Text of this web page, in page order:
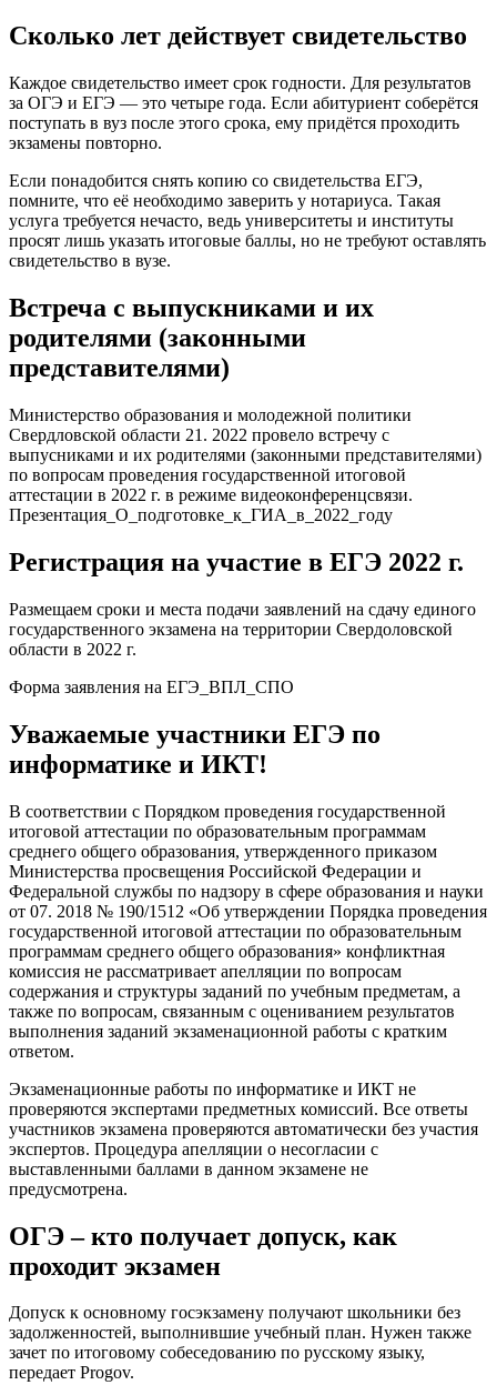
Сколько лет действует свидетельство
Каждое свидетельство имеет срок годности. Для результатов
за ОГЭ и ЕГЭ — это четыре года. Если абитуриент соберётся
поступать в вуз после этого срока, ему придётся проходить
экзамены повторно.
Если понадобится снять копию со свидетельства ЕГЭ,
помните, что её необходимо заверить у нотариуса. Такая
услуга требуется нечасто, ведь университеты и институты
просят лишь указать итоговые баллы, но не требуют оставлять
свидетельство в вузе.
Встреча с выпускниками и их
родителями (законными
представителями)
Министерство образования и молодежной политики
Свердловской области 21. 2022 провело встречу с
выпусниками и их родителями (законными представителями)
по вопросам проведения государственной итоговой
аттестации в 2022 г. в режиме видеоконференцсвязи.
Презентация_О_подготовке_к_ГИА_в_2022_году
Регистрация на участие в ЕГЭ 2022 г.
Размещаем сроки и места подачи заявлений на сдачу единого
государственного экзамена на территории Свердоловской
области в 2022 г.
Форма заявления на ЕГЭ_ВПЛ_СПО
Уважаемые участники ЕГЭ по
информатике и ИКТ!
В соответствии с Порядком проведения государственной
итоговой аттестации по образовательным программам
среднего общего образования, утвержденного приказом
Министерства просвещения Российской Федерации и
Федеральной службы по надзору в сфере образования и науки
от 07. 2018 № 190/1512 «Об утверждении Порядка проведения
государственной итоговой аттестации по образовательным
программам среднего общего образования» конфликтная
комиссия не рассматривает апелляции по вопросам
содержания и структуры заданий по учебным предметам, а
также по вопросам, связанным с оцениванием результатов
выполнения заданий экзаменационной работы с кратким
ответом.
Экзаменационные работы по информатике и ИКТ не
проверяются экспертами предметных комиссий. Все ответы
участников экзамена проверяются автоматически без участия
экспертов. Процедура апелляции о несогласии с
выставленными баллами в данном экзамене не
предусмотрена.
ОГЭ – кто получает допуск, как
проходит экзамен
Допуск к основному госэкзамену получают школьники без
задолженностей, выполнившие учебный план. Нужен также
зачет по итоговому собеседованию по русскому языку,
передает Progov.